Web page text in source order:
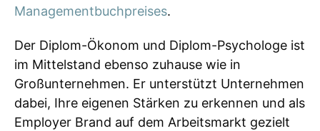
Managementbuchpreises.
Der Diplom-Ökonom und Diplom-Psychologe ist
im Mittelstand ebenso zuhause wie in
Großunternehmen. Er unterstützt Unternehmen
dabei, Ihre eigenen Stärken zu erkennen und als
Employer Brand auf dem Arbeitsmarkt gezielt